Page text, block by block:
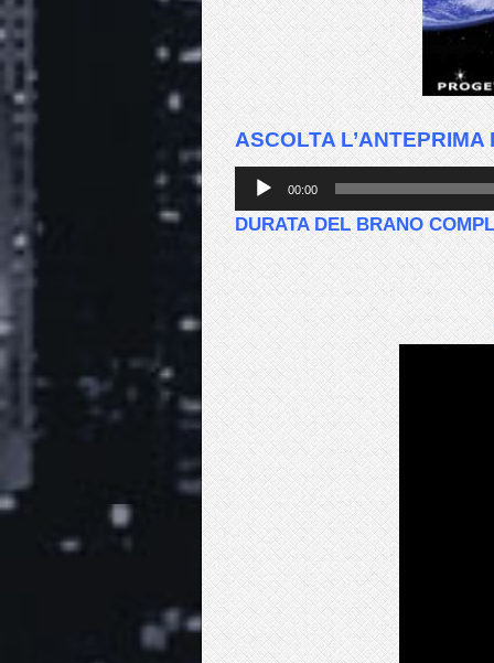
ASCOLTA
Audio
Player
00:00
DURATA DEL BRANO